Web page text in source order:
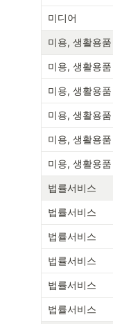
미디어
미용, 생활용품
미용, 생활용품
미용, 생활용품
미용, 생활용품
미용, 생활용품
미용, 생활용품
법률서비스
법률서비스
법률서비스
법률서비스
법률서비스
법률서비스